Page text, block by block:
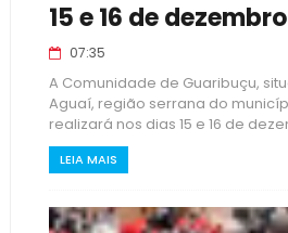
15 e 16 de dezembro
07:35
A Comunidade de Guaribuçu,
Aguaí, região serrana do
realizará nos dias 15 e 16 de
LEIA MAIS